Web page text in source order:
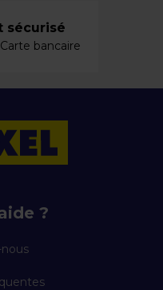
sécurisé
bancaire
?